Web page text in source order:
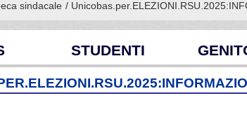
sindacale /
STUDENTI